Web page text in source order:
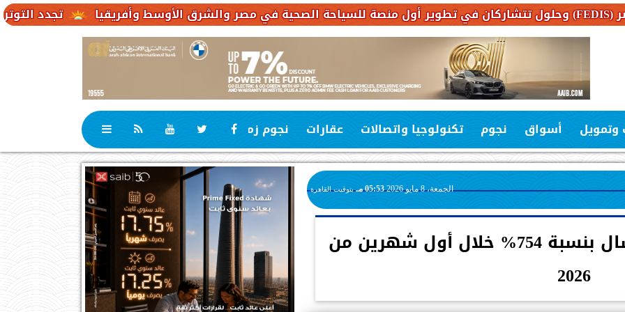
تجدد التوترات يخفض صادرات النفط
وتمويل أسواق نجوم تكنولوجيا واتصالات عقارات نجوم زمان رياضة
الجمعة، 8 مايو 2026 05:53 مـ بتوقيت القاهرة
ارتفاع صادرات الغاز المسال بنسبة 754% خلال أول شهرين من
2026